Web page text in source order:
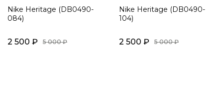
Nike Heritage (DB0490-
084)
2 500 ₽ 5 000 ₽
Nike Heritage (DB0490-
104)
2 500 ₽ 5 000 ₽